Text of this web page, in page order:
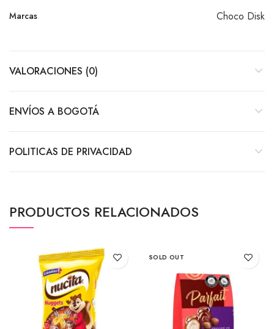
Marcas Choco Disk
VALORACIONES (0)
ENVÍOS A BOGOTÁ
POLITICAS DE PRIVACIDAD
PRODUCTOS RELACIONADOS
SOLD OUT